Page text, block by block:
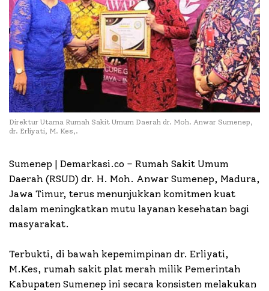
Direktur Utama Rumah Sakit Umum Daerah dr. Moh. Anwar Sumenep,
dr. Erliyati, M. Kes,.
Sumenep | Demarkasi.co – Rumah Sakit Umum
Daerah (RSUD) dr. H. Moh. Anwar Sumenep, Madura,
Jawa Timur, terus menunjukkan komitmen kuat
dalam meningkatkan mutu layanan kesehatan bagi
masyarakat.
Terbukti, di bawah kepemimpinan dr. Erliyati,
M.Kes, rumah sakit plat merah milik Pemerintah
Kabupaten Sumenep ini secara konsisten melakukan